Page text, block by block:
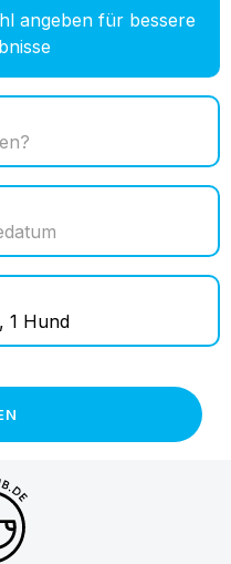
angeben für bessere
, 1 Hund